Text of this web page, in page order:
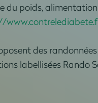
du poids,
des
labellisées Rando